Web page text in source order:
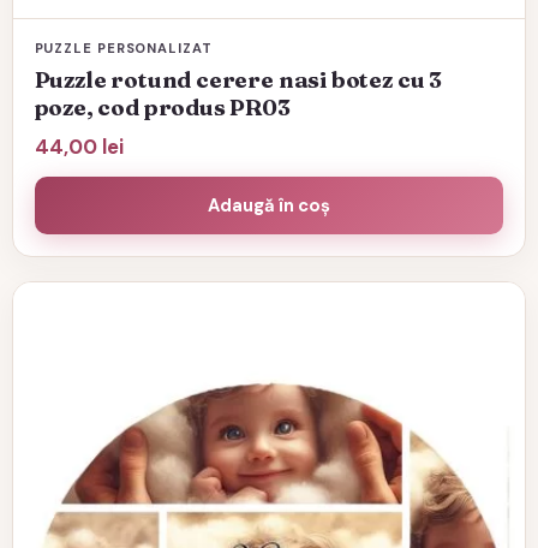
PUZZLE PERSONALIZAT
Puzzle rotund cerere nasi botez cu 3
poze, cod produs PR03
44,00 lei
Adaugă în coș